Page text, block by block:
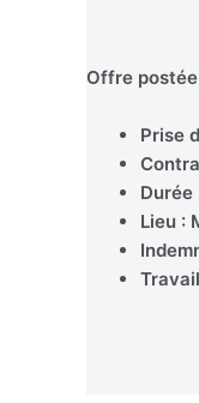
Offre
Prise
Durée
Lieu :